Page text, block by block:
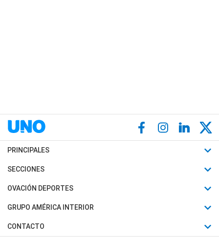
PRINCIPALES
Últimas Noticias
Política
Judiciales
SECCIONES
Horóscopo
Motores
Trucos caseros
OVACIÓN DEPORTES
Fútbol
Mundial
Automovilismo
GRUPO AMÉRICA INTERIOR
Canal 7 en Vivo
CONTACTO